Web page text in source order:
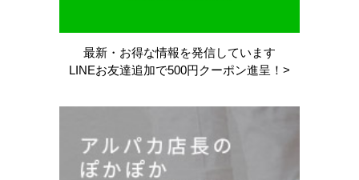
最新・お得な情報を発信しています
LINEお友達追加で500円クーポン進呈！>